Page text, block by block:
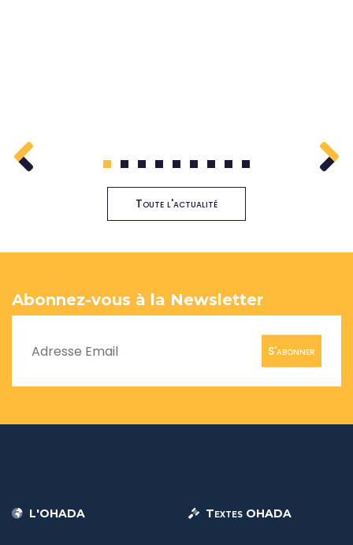
1 2 3 4 5 6 7 8 9
Toute l'actualité
Abonnez-vous à la Newsletter
S'abonner
L'OHADA Textes OHADA